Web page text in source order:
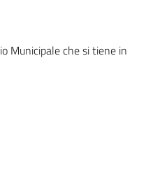
Municipale che si tiene in